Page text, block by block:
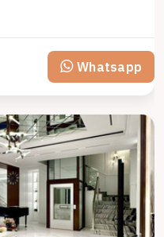
Whatsapp